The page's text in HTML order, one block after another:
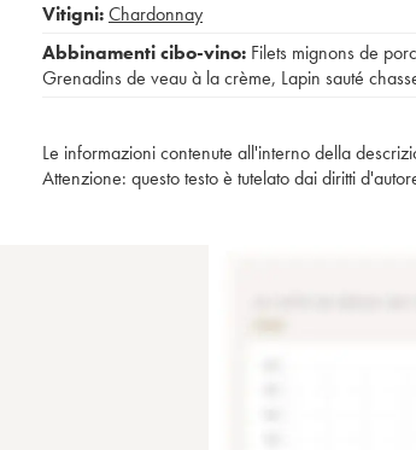
Vitigni:Chardonnay
Abbinamenti cibo-vino: Filets mignons de
Grenadins de veau à la crème, Lapin sauté
Le informazioni contenute all'interno della
Attenzione: questo testo è tutelato dai diritti